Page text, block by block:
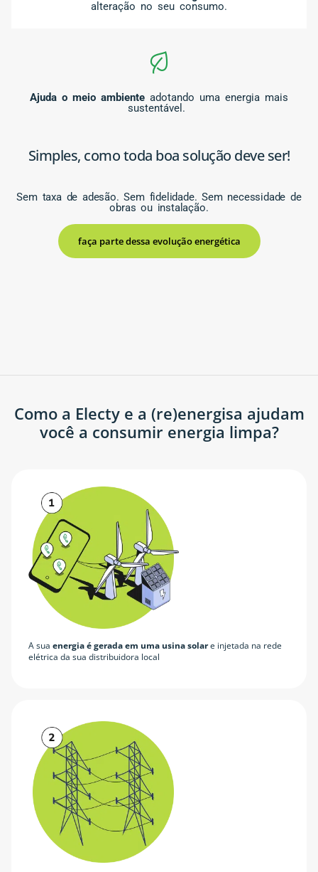
alteração no seu consumo.
Ajuda o meio ambiente adotando uma energia mais
sustentável.
Simples, como toda boa solução deve ser!
Sem taxa de adesão. Sem fidelidade. Sem necessidade de
obras ou instalação.
faça parte dessa evolução energética
Como a Electy e a (re)energisa ajudam
você a consumir energia limpa?
A sua energia é gerada em uma usina solare injetada na rede
elétrica da sua distribuidora local